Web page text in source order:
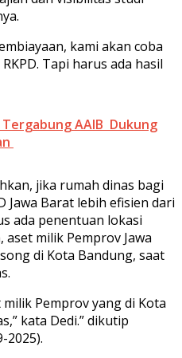
kami akan coba
Tapi harus ada hasil
AAIB Dukung
jika rumah dinas bagi
Jawa Barat lebih efisien dari
ada penentuan lokasi
milik Pemprov Jawa
di Kota Bandung, saat
Pemprov yang di Kota
kata Dedi.” dikutip
2025).